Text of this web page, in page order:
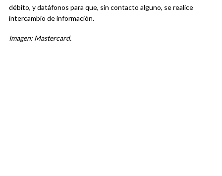
débito, y datáfonos para que, sin contacto alguno, se realice
intercambio de información.
Imagen: Mastercard.